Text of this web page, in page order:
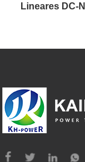
Lineares DC-